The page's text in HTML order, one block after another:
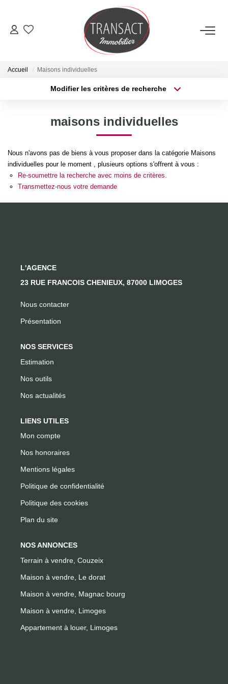
ACCUEIL
NOTRE AGENCE
Accueil Maisons individuelles
Modifier les critères de recherche
Type de bien
Budget max Plus de critères
maisons individuelles
Nous n'avons pas de biens à vous proposer dans la catégorie Maisons
individuelles pour le moment , plusieurs options s'offrent à vous :
Re-soumettre la recherche avec moins de critères.
Transmettez-nous votre demande
L'AGENCE
23 RUE FRANCOIS CHENIEUX, 87000 LIMOGES
Nous contacter
Présentation
NOS SERVICES
Estimation
Nos outils
Nos actualités
LIENS UTILES
Mon compte
Nos honoraires
Mentions légales
Politique de confidentialité
Politique des cookies
Plan du site
NOS ANNONCES
Terrain à vendre, Couzeix
Maison à vendre, Le dorat
Maison à vendre, Magnac bourg
Maison à vendre, Limoges
Appartement à louer, Limoges